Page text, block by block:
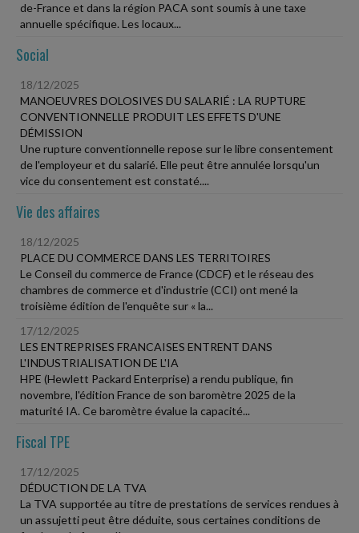
de-France et dans la région PACA sont soumis à une taxe
annuelle spécifique. Les locaux...
Social
18/12/2025
MANOEUVRES DOLOSIVES DU SALARIÉ : LA RUPTURE
CONVENTIONNELLE PRODUIT LES EFFETS D'UNE
DÉMISSION
Une rupture conventionnelle repose sur le libre consentement
de l'employeur et du salarié. Elle peut être annulée lorsqu'un
vice du consentement est constaté....
Vie des affaires
18/12/2025
PLACE DU COMMERCE DANS LES TERRITOIRES
Le Conseil du commerce de France (CDCF) et le réseau des
chambres de commerce et d'industrie (CCI) ont mené la
troisième édition de l'enquête sur « la...
17/12/2025
LES ENTREPRISES FRANCAISES ENTRENT DANS
L'INDUSTRIALISATION DE L'IA
HPE (Hewlett Packard Enterprise) a rendu publique, fin
novembre, l'édition France de son baromètre 2025 de la
maturité IA. Ce baromètre évalue la capacité...
Fiscal TPE
17/12/2025
DÉDUCTION DE LA TVA
La TVA supportée au titre de prestations de services rendues à
un assujetti peut être déduite, sous certaines conditions de